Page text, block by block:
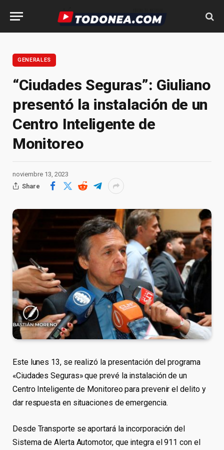
GENERALES
“Ciudades Seguras”: Giuliano
presentó la instalación de un
Centro Inteligente de
Monitoreo
noviembre 13, 2023
Share
Este lunes 13, se realizó la presentación del programa
«Ciudades Seguras» que prevé la instalación de un
Centro Inteligente de Monitoreo para prevenir el delito y
dar respuesta en situaciones de emergencia.
Desde Transporte se aportará la incorporación del
Sistema de Alerta Automotor, que integra el 911 con el